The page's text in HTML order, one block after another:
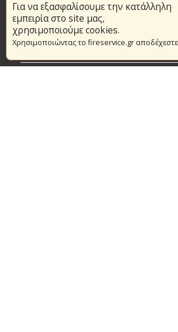
Για να εξασφαλίσουμε την κατάλληλη
εμπειρία στο site μας,
χρησιμοποιούμε cookies.
Χρησιμοποιώντας το fireservice.gr
Επικαιρότητα
Το Πυροσβεστικό Σώμα